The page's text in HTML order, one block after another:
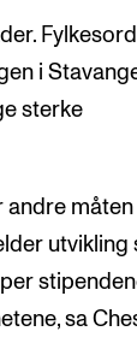
i
sterke
andre måten
utvikling
sa